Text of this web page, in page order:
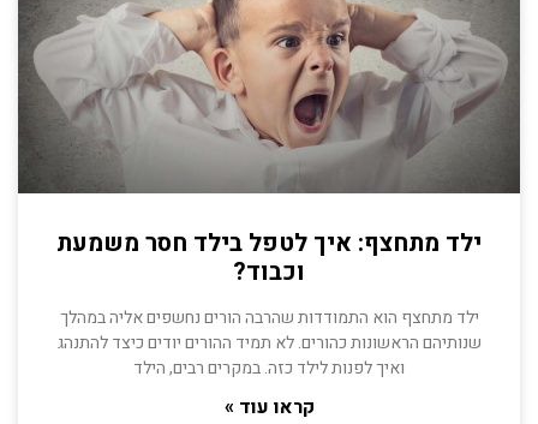
ילד מתחצף: איך לטפל בילד חסר משמעת
וכבוד?
ילד מתחצף הוא התמודדות שהרבה הורים נחשפים אליה במהלך
שנותיהם הראשונות כהורים. לא תמיד ההורים יודים כיצד להתנהג
ואיך לפנות לילד כזה. במקרים רבים, הילד
קראו עוד »